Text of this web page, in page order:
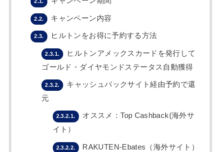
2.2. キャンペーン内容
2.3. ヒルトンをお得に予約する方法
2.3.1.
ヒルトンアメックスカードを発行して
ゴールド・ダイヤモンドステータス自動獲得
2.3.2.
キャッシュバックサイト経由予約で還
元
2.3.2.1.
オススメ：Top Cashback(海外サ
イト）
2.3.2.2. RAKUTEN-Ebates（海外サイト）